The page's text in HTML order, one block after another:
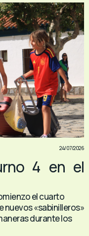
24/07/2026
4 en el
el cuarto
nuevos «sabinilleros»
durante los